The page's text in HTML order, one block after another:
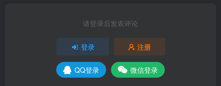
请登录后发表评论
登录 注册
QQ登录 微信登录